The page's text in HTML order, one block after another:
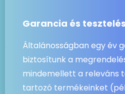
Garancia és tesztelés
Általánosságban egy év
biztosítunk a
mindemellett a releváns
tartozó termékeinket